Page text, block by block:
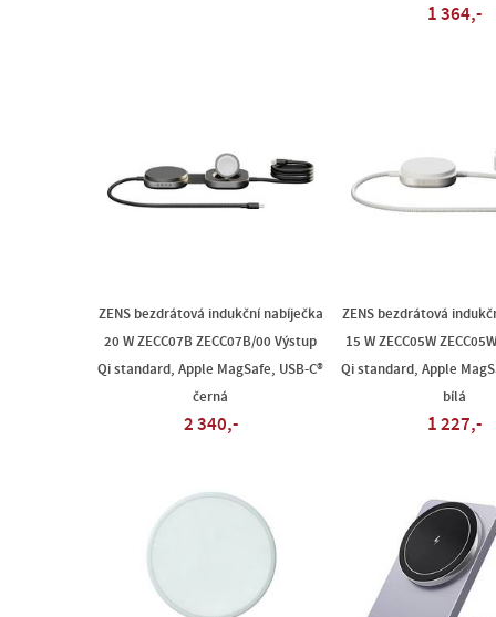
1 364,-
ZENS bezdrátová indukční nabíječka
20 W ZECC07B ZECC07B/00 Výstup
Qi standard, Apple MagSafe, USB-C®
černá
2 340,-
ZENS bezdrátová
15 W ZECC05W
Qi standard, Apple
bílá
1 227,-